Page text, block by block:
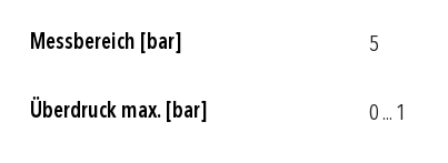
Messbereich [bar] 5
Überdruck max. [bar] 0 ... 1